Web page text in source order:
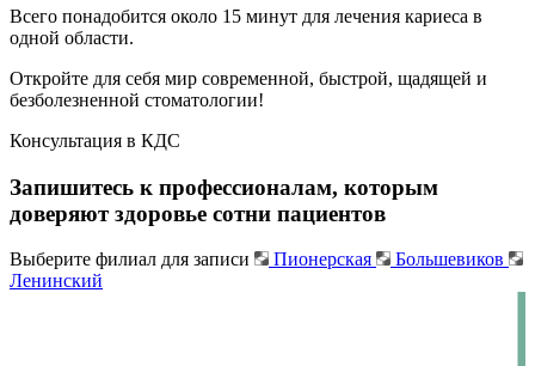
Всего понадобится около 15 минут для лечения кариеса в
одной области.
Откройте для себя мир современной, быстрой, щадящей и
безболезненной стоматологии!
Консультация в КДС
Запишитесь к профессионалам, которым
доверяют здоровье сотни пациентов
Выберите филиал для записи Пионерская
Большевиков
Ленинский